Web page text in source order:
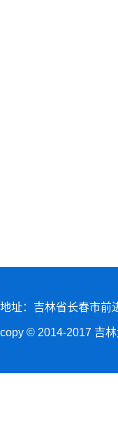
地址：吉林省长春市前
copy © 2014-2017 吉